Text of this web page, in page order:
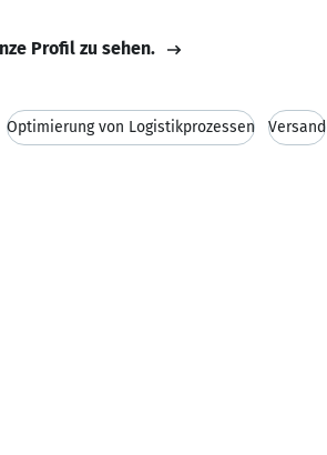
Profil zu sehen.
Optimierung von Logistikprozessen Versand